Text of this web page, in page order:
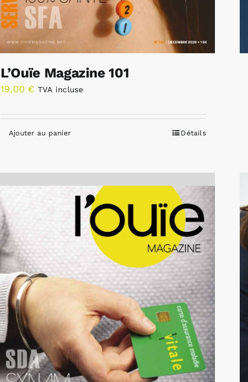
L’Ouïe Magazine 101
19,00 € TVA incluse
Ajouter au panier Détails